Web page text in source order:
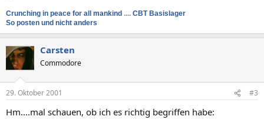
Crunching in peace for all mankind .... CBT Basislager
So posten und nicht anders
Carsten
Commodore
29. Oktober 2001 #3
Hm....mal schauen, ob ich es richtig begriffen habe: